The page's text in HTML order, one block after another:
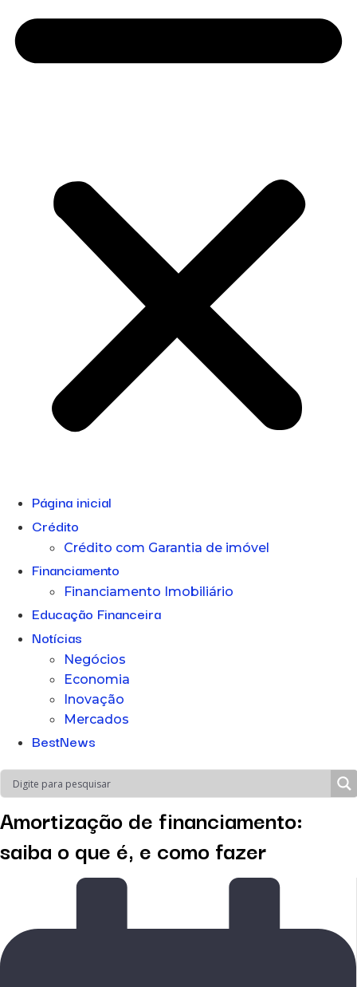
Página inicial
Crédito
Crédito com Garantia de imóvel
Financiamento
Financiamento Imobiliário
Educação Financeira
Notícias
Negócios
Economia
Inovação
Mercados
BestNews
Amortização de financiamento:
saiba o que é, e como fazer